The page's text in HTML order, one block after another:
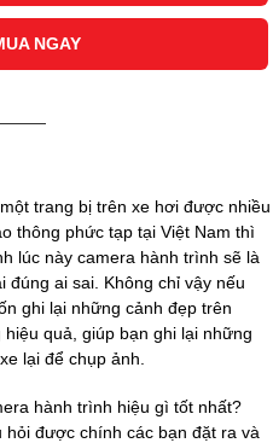
NGAY
trang bị trên xe hơi được nhiều
thông phức tạp tại Việt Nam thì
lúc này camera hành trình sẽ là
ai sai. Không chỉ vậy nếu
ghi lại những cảnh đẹp trên
quả, giúp bạn ghi lại những
lại để chụp ảnh.
hành trình hiệu gì tốt nhất?
được chính các bạn đặt ra và